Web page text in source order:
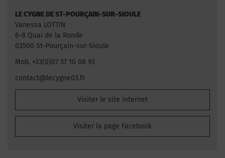
LE CYGNE DE ST-POURÇAIN-SUR-SIOULE
Vanessa LOTTIN
6-8 Quai de la Ronde
03500 St-Pourçain-sur-Sioule
Mob. +33(0)07 57 10 08 93
contact@lecygne03.fr
Visiter le site internet
Visiter la page Facebook